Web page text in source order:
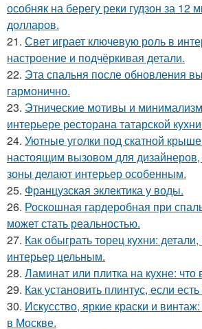
особняк на берегу реки гудзон за 12
долларов.
21. Свет играет ключевую роль в
настроение и подчёркивая детали.
22. Эта спальня после обновления
гармонично.
23. Этнические мотивы и
интерьере ресторана татарской
24. Уютные уголки под скатной
настоящим вызовом для
зоны делают интерьер особенным.
25. Французская эклектика у воды.
26. Роскошная гардеробная при
может стать реальностью.
27. Как обыграть торец кухни:
интерьер цельным.
28. Ламинат или плитка на кухне: что
29. Как установить плинтус, если
30. Искусство, яркие краски и
в Москве.